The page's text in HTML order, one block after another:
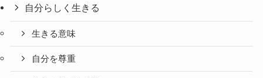
自分らしく生きる
生きる意味
自分を尊重